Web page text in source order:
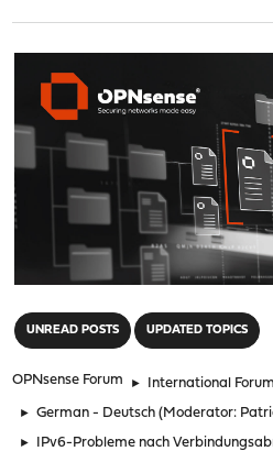
UNREAD POSTS UPDATED TOPICS
OPNsense Forum ► International
► German - Deutsch (Moderator:
► IPv6-Probleme nach